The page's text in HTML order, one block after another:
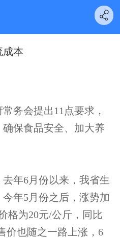
成本
会提出11点要求，
保食品安全、加大养
年6月份以来，我省生
年5月份之后，涨势加
格为20元/公斤，同比
价也随之一路上涨，6